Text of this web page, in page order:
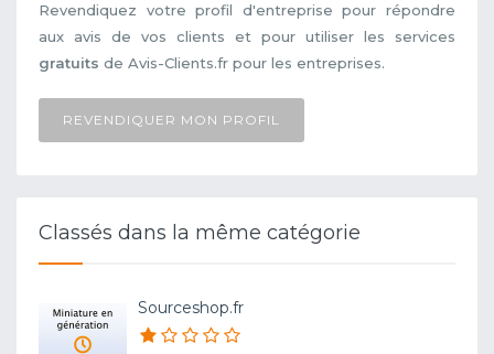
Revendiquez votre profil d'entreprise pour répondre
aux avis de vos clients et pour utiliser les services
gratuits de Avis-Clients.fr pour les entreprises.
REVENDIQUER MON PROFIL
Classés dans la même catégorie
Sourceshop.fr